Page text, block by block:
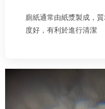
廁紙通常由紙漿製成，
度好，有利於進行清潔